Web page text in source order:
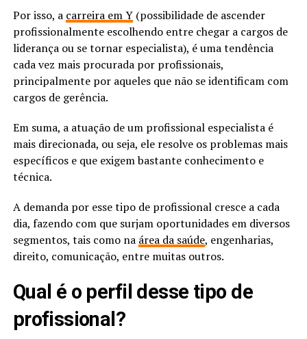
Por isso, a carreira em Y(possibilidade de ascender
profissionalmente escolhendo entre chegar a cargos de
liderança ou se tornar especialista), é uma tendência
cada vez mais procurada por profissionais,
principalmente por aqueles que não se identificam com
cargos de gerência.
Em suma, a atuação de um profissional especialista é
mais direcionada, ou seja, ele resolve os problemas mais
específicos e que exigem bastante conhecimento e
técnica.
A demanda por esse tipo de profissional cresce a cada
dia, fazendo com que surjam oportunidades em diversos
segmentos, tais como na área da saúde, engenharias,
direito, comunicação, entre muitas outros.
Qual é o perfil desse tipo de
profissional?